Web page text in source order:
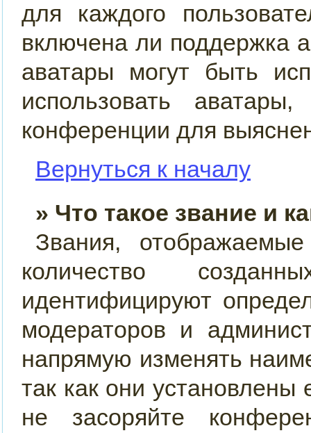
для каждого
включена ли поддержка
аватары могут быть
использовать
конференции для
Вернуться к началу
» Что такое звание и
Звания,
количество
идентифицируют
модераторов и
напрямую изменять
так как они
не засоряйте